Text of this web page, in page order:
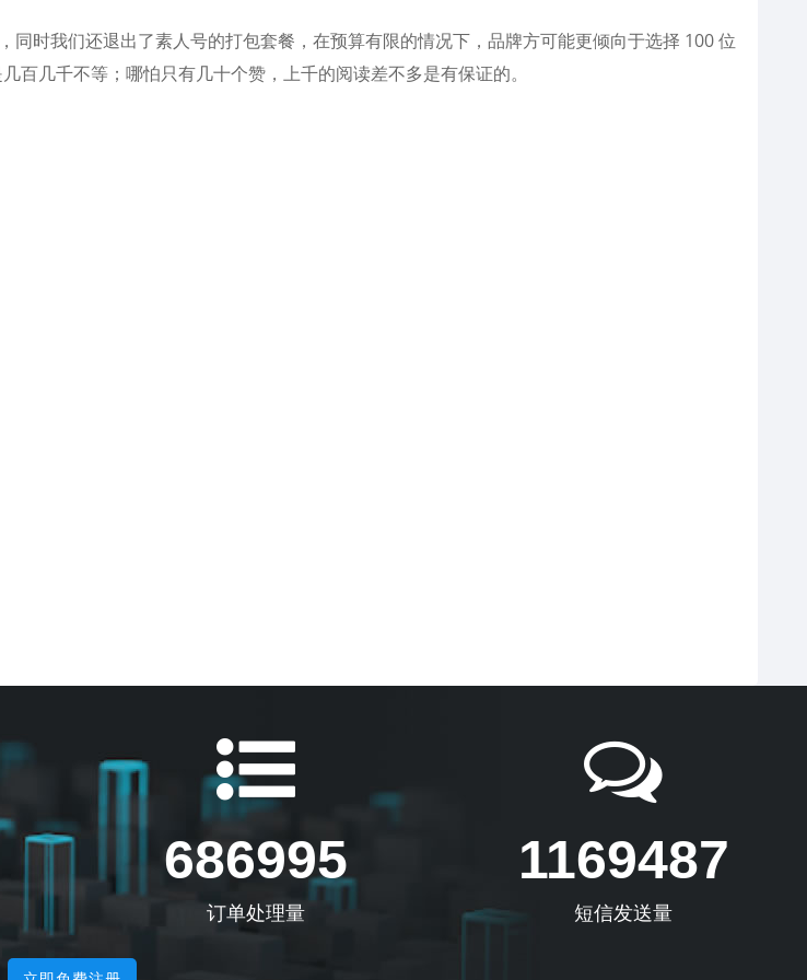
时我们还退出了素人号的打包套餐，在预算有限的情况下，品牌方可能更倾向于选择 100 位
几千不等；哪怕只有几十个赞，上千的阅读差不多是有保证的。
686995
订单处理量
1169487
短信发送量